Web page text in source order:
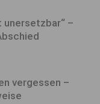
unersetzbar“ –
vergessen –